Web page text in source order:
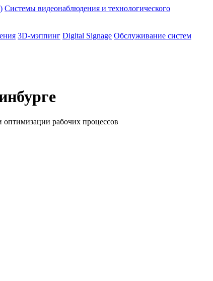
Системы видеонаблюдения и технологического
3D-мэппинг Digital Signage Обслуживание систем
рабочих процессов